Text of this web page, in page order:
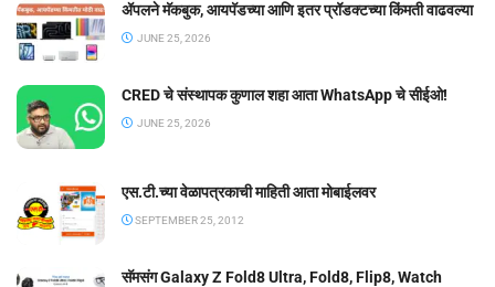
ॲपलने मॅकबुक, आयपॅडच्या आणि इतर प्रॉडक्टच्या किंमती वाढवल्या
JUNE 25, 2026
CRED चे संस्थापक कुणाल शहा आता WhatsApp चे सीईओ!
JUNE 25, 2026
एस.टी.च्या वेळापत्रकाची माहिती आता मोबाईलवर
SEPTEMBER 25, 2012
सॅमसंग Galaxy Z Fold8 Ultra, Fold8, Flip8, Watch